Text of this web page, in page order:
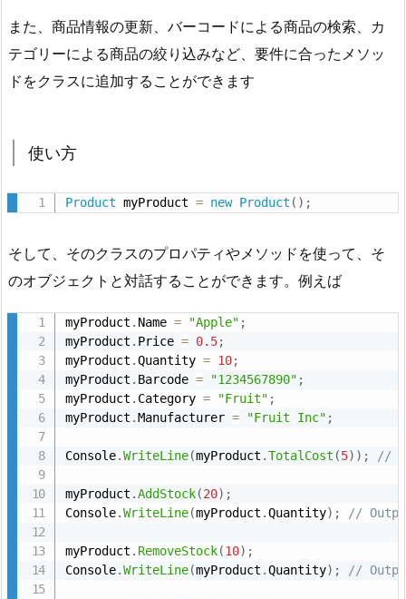
また、商品情報の更新、バーコードによる商品の検索、カ
テゴリーによる商品の絞り込みなど、要件に合ったメソッ
ドをクラスに追加することができます
使い方
Product myProduct = new Product ( ) ;
そして、そのクラスのプロパティやメソッドを使って、そ
のオブジェクトと対話することができます。例えば
myProduct . Name = "Apple" ;
myProduct . Price = 0.5;
myProduct .Quantity = 10;
myProduct . Barcode = "1234567890" ;
myProduct . Category = "Fruit" ;
myProduct .Manufacturer = "Fruit Inc" ;
Console.WriteLine(myProduct .TotalCost (5) ) ; //
myProduct .AddStock(20) ;
Console.WriteLine(myProduct .Quantity) ; //
myProduct . RemoveStock(10) ;
Console.WriteLine(myProduct .Quantity) ; //